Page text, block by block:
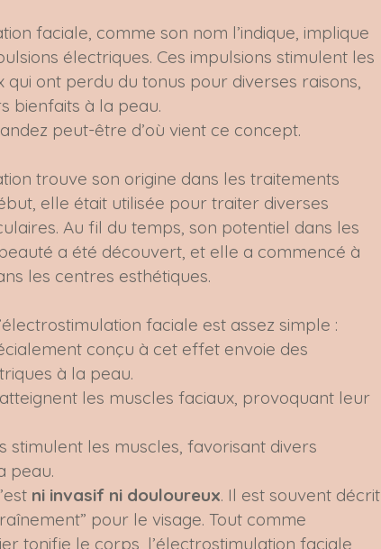
faciale, comme son nom l’indique, implique
électriques. Ces impulsions stimulent les
qui ont perdu du tonus pour diverses raisons,
bienfaits à la peau.
peut-être d’où vient ce concept.
trouve son origine dans les traitements
elle était utilisée pour traiter diverses
Au fil du temps, son potentiel dans les
a été découvert, et elle a commencé à
les centres esthétiques.
faciale est assez simple :
conçu à cet effet envoie des
à la peau.
les muscles faciaux, provoquant leur
stimulent les muscles, favorisant divers
peau.
ni invasif ni douloureux. Il est souvent décrit
pour le visage. Tout comme
tonifie le corps, l’électrostimulation faciale